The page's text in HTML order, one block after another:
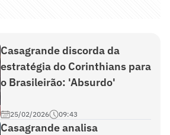
Casagrande discorda da
estratégia do Corinthians para
o Brasileirão: 'Absurdo'
25/02/2026 09:43
Casagrande analisa